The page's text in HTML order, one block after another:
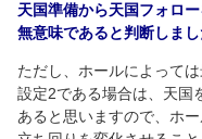
天国準備から天国フォロ
無意味であると判断しまし
ただし、ホールによって
設定2である場合は、天国
あると思いますので、ホ